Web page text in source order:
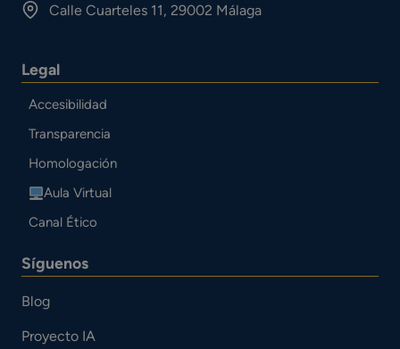
Calle Cuarteles 11, 29002 Málaga
Legal
Accesibilidad
Transparencia
Homologación
Aula Virtual
Canal Ético
Síguenos
Blog
Proyecto IA